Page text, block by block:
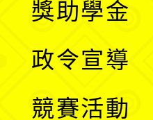
獎助學金
政令宣導
競賽活動